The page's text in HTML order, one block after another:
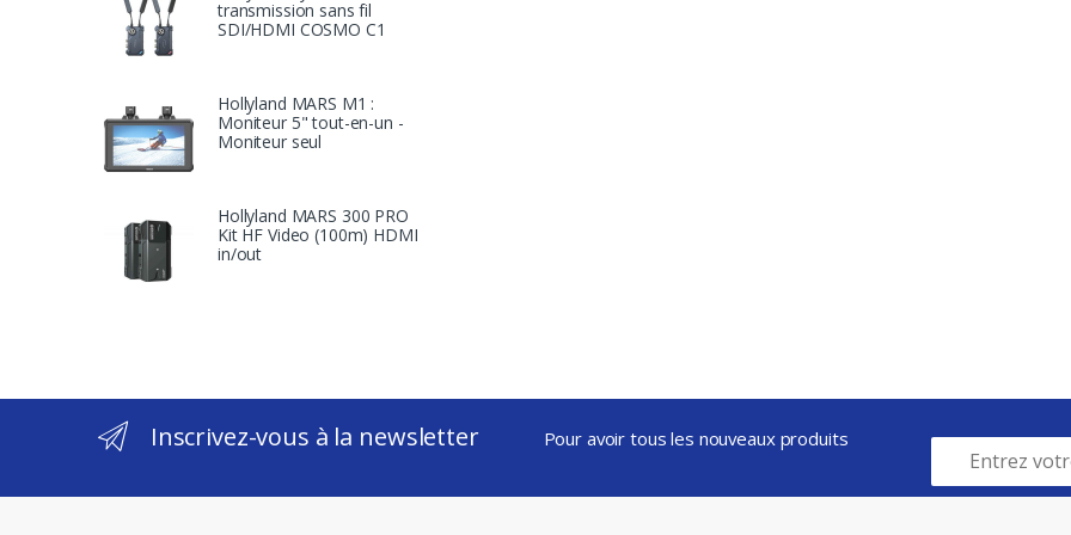
transmission sans fil
SDI/HDMI COSMO C1
Hollyland MARS M1 :
Moniteur 5" tout-en-un -
Moniteur seul
Hollyland MARS 300 PRO
Kit HF Video (100m) HDMI
in/out
Inscrivez-vous à la newsletter Pour avoir tous les nouveaux produits